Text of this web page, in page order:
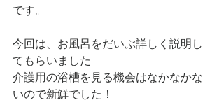
です。
今回は、お風呂をだいぶ詳しく説明し
てもらいました
介護用の浴槽を見る機会はなかなかな
いので新鮮でした！